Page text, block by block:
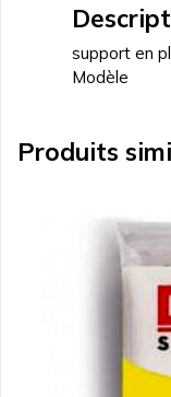
support en
Modèle
Produits